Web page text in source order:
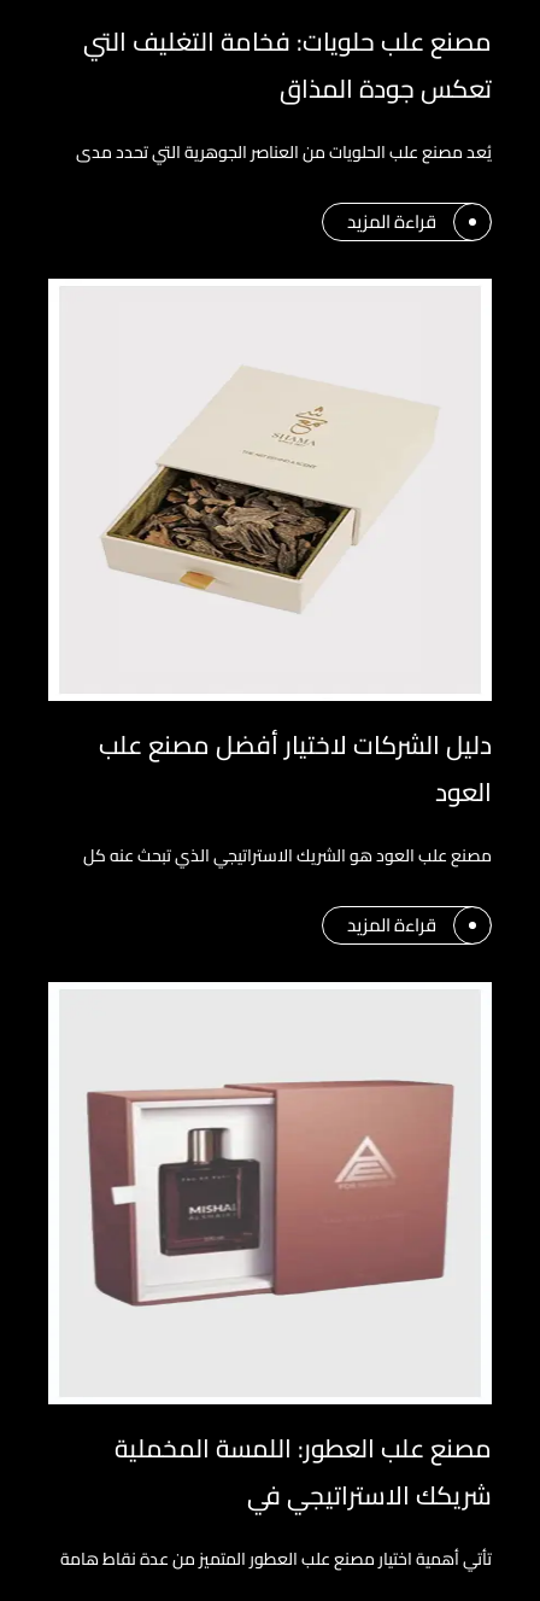
مصنع علب حلويات: فخامة التغليف التي
تعكس جودة المذاق
يُعد مصنع علب الحلويات من العناصر الجوهرية التي تحدد مدى
قراءة المزيد
دليل الشركات لاختيار أفضل مصنع علب
العود
مصنع علب العود هو الشريك الاستراتيجي الذي تبحث عنه كل
قراءة المزيد
مصنع علب العطور: اللمسة المخملية
شريكك الاستراتيجي في
تأتي أهمية اختيار مصنع علب العطور المتميز من عدة نقاط هامة